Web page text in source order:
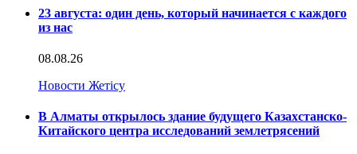
23 августа: один день, который начинается с каждого
из нас
08.08.26
Новости Жетісу
В Алматы открылось здание будущего Казахстанско-
Китайского центра исследований землетрясений